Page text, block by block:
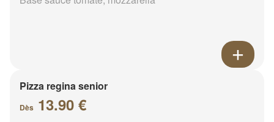
Pizza regina senior
Dès 13.90 €